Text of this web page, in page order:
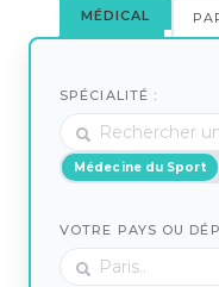
MÉDICAL
SPÉCIALITÉ :
Médecine du Sport
VOTRE PAYS OU